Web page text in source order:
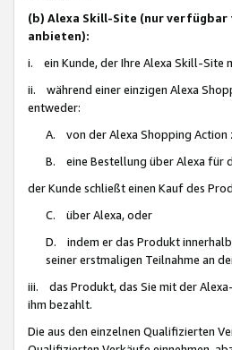
(b) Alexa Skill-Site (nur verfügbar
anbieten):
i. ein Kunde, der Ihre Alexa Skill-Site
ii. während einer einzigen Alexa
entweder:
A. von der Alexa Shopping Action
B. eine Bestellung über Alexa für
der Kunde schließt einen Kauf des
C. über Alexa, oder
D. indem er das Produkt
seiner erstmaligen Teilnahme an
iii. das Produkt, das Sie mit der
ihm bezahlt.
Die aus den einzelnen Qualifizierten